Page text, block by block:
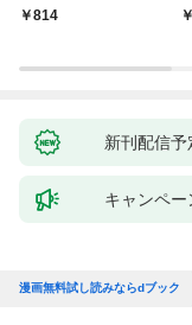
814
新刊配信予
キャンペー
漫画無料試し読みならdブック